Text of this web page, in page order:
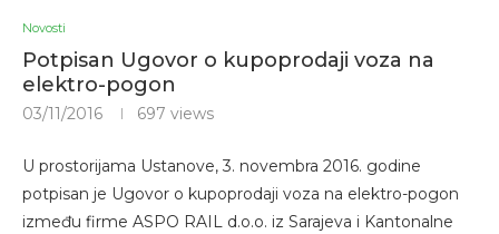
Novosti
Potpisan Ugovor o kupoprodaji voza na
elektro-pogon
03/11/2016 697 views
U prostorijama Ustanove, 3. novembra 2016. godine
potpisan je Ugovor o kupoprodaji voza na elektro-pogon
između firme ASPO RAIL d.o.o. iz Sarajeva i Kantonalne